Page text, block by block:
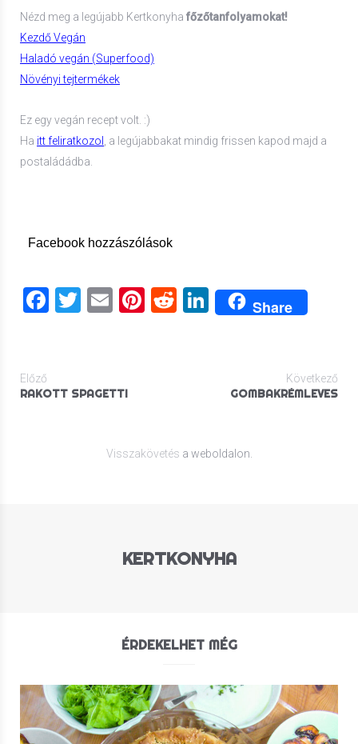
Nézd meg a legújabb Kertkonyha főzőtanfolyamokat!
Kezdő Vegán
Haladó vegán (Superfood)
Növényi tejtermékek
Ez egy vegán recept volt. :)
Ha itt feliratkozol
, a legújabbakat mindig frissen kapod majd a
postaládádba.
Facebook hozzászólások
Facebook
Twitter
EmailPinterest
RedditLinkedIn
Share
Előző
RAKOTT SPAGETTI
Következő
GOMBAKRÉMLEVES
Visszakövetés a weboldalon.
KERTKONYHA
ÉRDEKELHET MÉG